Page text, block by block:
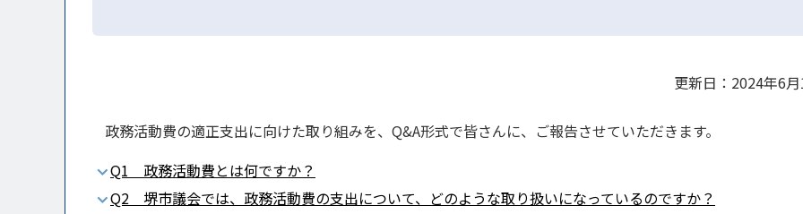
更新日：2024年6
政務活動費の適正支出に向けた取り組みを、Q&A形式で皆さんに、ご報告させていただきます。
Q1 政務活動費とは何ですか？
Q2 堺市議会では、政務活動費の支出について、どのような取り扱いになっているのですか？